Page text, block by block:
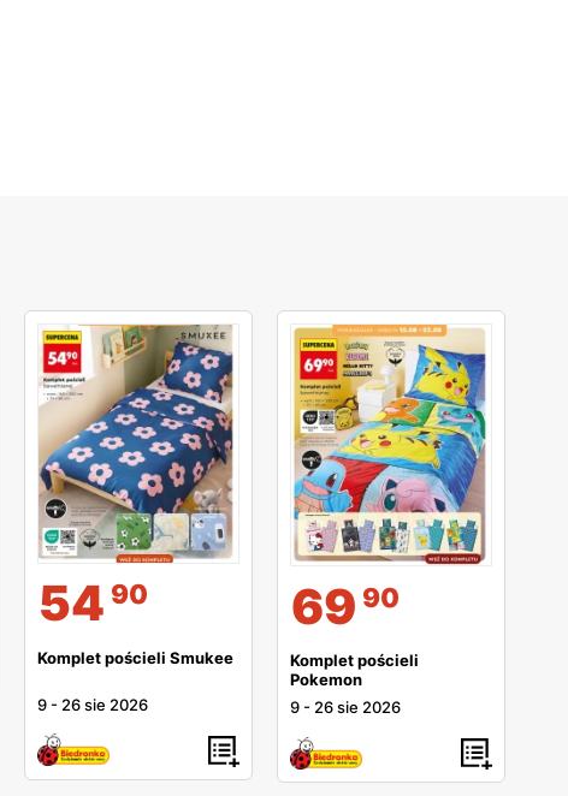
54 90
Komplet pościeli Smukee
9 - 26 sie 2026
69 90
Komplet pościeli
Pokemon
9 - 26 sie 2026